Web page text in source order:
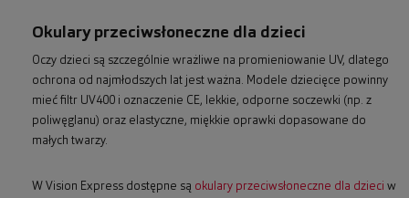
Okulary przeciwsłoneczne dla dzieci
Oczy dzieci są szczególnie wrażliwe na promieniowanie UV, dlatego
ochrona od najmłodszych lat jest ważna. Modele dziecięce powinny
mieć filtr UV400 i oznaczenie CE, lekkie, odporne soczewki (np. z
poliwęglanu) oraz elastyczne, miękkie oprawki dopasowane do
małych twarzy.
W Vision Express dostępne są okulary przeciwsłoneczne dla dzieci w